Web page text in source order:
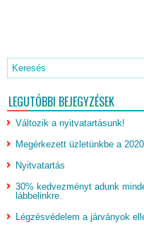
LEGUTÓBBI BEJEGYZÉSEK
Változik a nyitvatartásunk!
Megérkezett üzletünkbe a
Nyitvatartás
30% kedvezményt adunk
lábbelinkre.
Légzésvédelem a járványok